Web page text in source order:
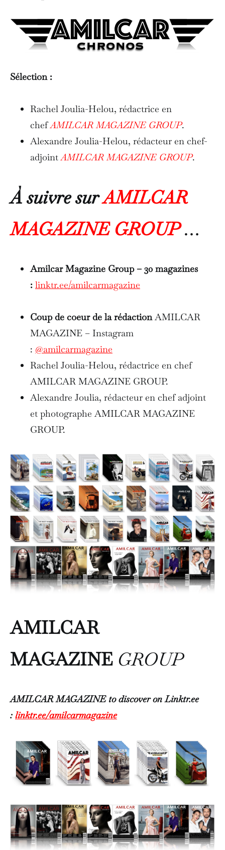
Sélection :
Rachel Joulia-Helou, rédactrice en
chefAMILCAR MAGAZINE GROUP.
Alexandre Joulia-Helou, rédacteur en chef-
adjointAMILCAR MAGAZINE GROUP.
À suivre surAMILCAR
MAGAZINE GROUP …
Amilcar Magazine Group – 30 magazines
: linktr.ee/amilcarmagazine
Coup de coeur de la rédactionAMILCAR
MAGAZINE – Instagram
: @amilcarmagazine
Rachel Joulia-Helou, rédactrice en chef
AMILCAR MAGAZINE GROUP.
Alexandre Joulia, rédacteur en chef adjoint
et photographe AMILCAR MAGAZINE
GROUP.
AMILCAR
MAGAZINE GROUP
AMILCAR MAGAZINE to discover on Linktr.ee
: linktr.ee/amilcarmagazine